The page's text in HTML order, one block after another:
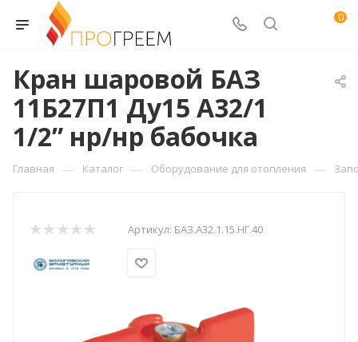
0
Кран шаровой БАЗ
11Б27П1 Ду15 А32/1
1/2” нр/нр бабочка
Главная — Каталог — Оборудование для отопления —
Артикул: БАЗ.А32.1.15.НГ.40